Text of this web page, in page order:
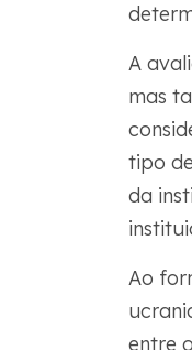
A
mas
tipo
da
Ao
entre